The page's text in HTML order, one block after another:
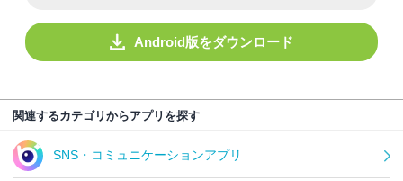
Android版をダウンロード
関連するカテゴリからアプリを探す
SNS・コミュニケーションアプリ